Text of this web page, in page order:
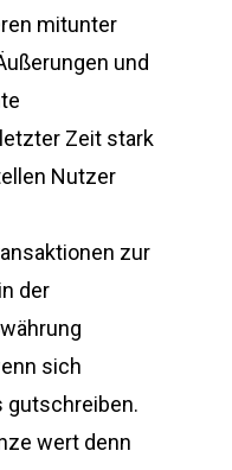
mitunter
und
Zeit stark
Nutzer
zur
der
sich
gutschreiben.
wert denn